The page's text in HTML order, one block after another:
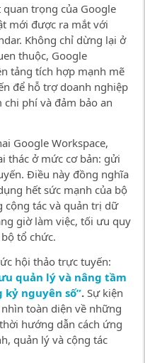
trọng của Google
mới được ra mắt với
Không chỉ dừng lại ở
thuộc, Google
tảng tích hợp mạnh mẽ
để hỗ trợ doanh nghiệp
phí và đảm bảo an
Google Workspace,
thác ở mức cơ bản: gửi
Điều này đồng nghĩa
hết sức mạnh của bộ
cộng tác và quản trị dữ
giờ làm việc, tối ưu quy
tổ chức.
hội thảo trực tuyến:
quản lý và nâng tầm
nguyên số”.Sự kiện
toàn diện về những
hướng dẫn cách ứng
quản lý và cộng tác